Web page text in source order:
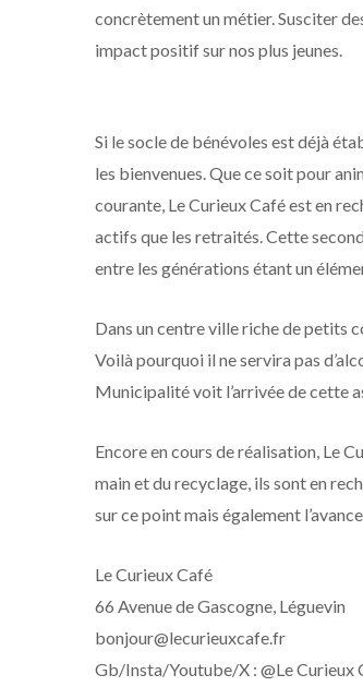
concrètement un métier. Susciter
impact positif sur nos plus jeunes.
Si le socle de bénévoles est déjà
les bienvenues. Que ce soit pour
courante, Le Curieux Café est en
actifs que les retraités. Cette
entre les générations étant un
Dans un centre ville riche de petits
Voilà pourquoi il ne servira pas
Municipalité voit l’arrivée de cette
Encore en cours de réalisation, Le
main et du recyclage, ils sont en
sur ce point mais également
Le Curieux Café
66 Avenue de Gascogne, Léguevin
bonjour@lecurieuxcafe.fr
Gb/Insta/Youtube/X : @Le Curieux